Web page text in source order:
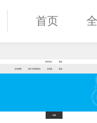
首页